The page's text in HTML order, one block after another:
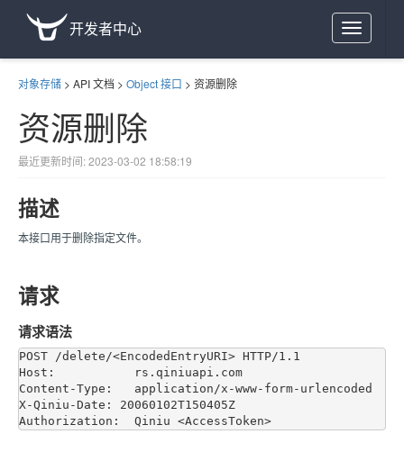
Toggle
navigation
开发者中心
对象存储 > API 文档 > Object 接口 > 资源删除
资源删除
最近更新时间: 2023-03-02 18:58:19
描述
本接口用于删除指定文件。
请求
请求语法
POST /delete/<EncodedEntryURI> HTTP/1.1
Host:           rs.qiniuapi.com
Content-Type:   application/x-www-form-urlencoded
X-Qiniu-Date: 20060102T150405Z